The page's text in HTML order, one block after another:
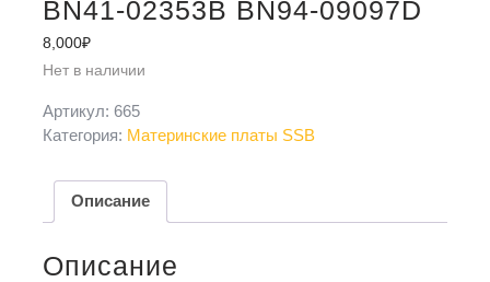
BN41-02353B BN94-09097D
8,000₽
Нет в наличии
Артикул: 665
Категория: Материнские платы SSB
Описание
Описание